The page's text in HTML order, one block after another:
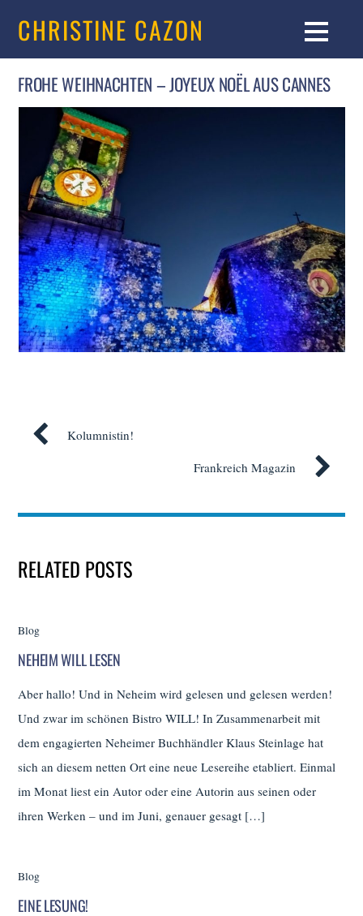
CHRISTINE CAZON
FROHE WEIHNACHTEN – JOYEUX NOËL AUS CANNES
Kolumnistin!
Frankreich Magazin
RELATED POSTS
Blog
NEHEIM WILL LESEN
Aber hallo! Und in Neheim wird gelesen und gelesen werden!
Und zwar im schönen Bistro WILL! In Zusammenarbeit mit
dem engagierten Neheimer Buchhändler Klaus Steinlage hat
sich an diesem netten Ort eine neue Lesereihe etabliert. Einmal
im Monat liest ein Autor oder eine Autorin aus seinen oder
ihren Werken – und im Juni, genauer gesagt […]
Blog
EINE LESUNG!